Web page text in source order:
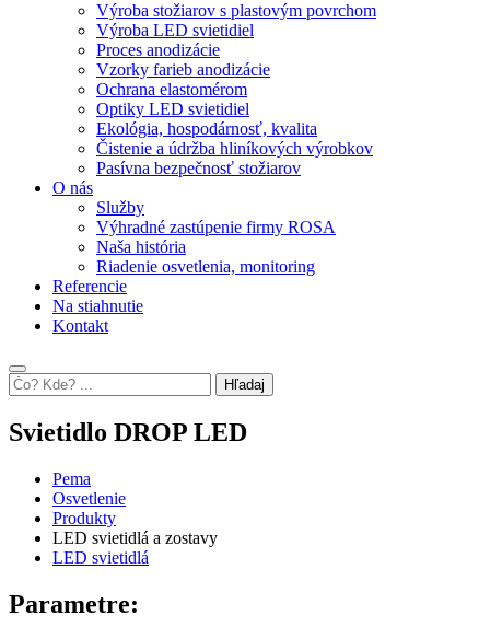
Výroba stožiarov s plastovým povrchom
Výroba LED svietidiel
Proces anodizácie
Vzorky farieb anodizácie
Ochrana elastomérom
Optiky LED svietidiel
Ekológia, hospodárnosť, kvalita
Čistenie a údržba hliníkových výrobkov
Pasívna bezpečnosť stožiarov
O nás
Služby
Výhradné zastúpenie firmy ROSA
Naša história
Riadenie osvetlenia, monitoring
Referencie
Na stiahnutie
Kontakt
Hľadaj
Svietidlo DROP LED
Pema
Osvetlenie
Produkty
LED svietidlá a zostavy
LED svietidlá
Parametre: